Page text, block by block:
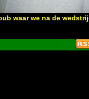
waar we na de